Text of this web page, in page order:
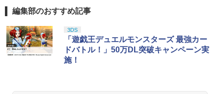
編集部のおすすめ記事
3DS
「遊戯王デュエルモンスターズ 最強カー
ドバトル！」50万DL突破キャンペーン実
施！